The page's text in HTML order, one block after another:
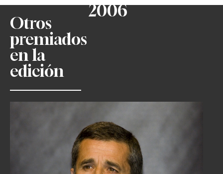
Otros
premiados
en la
edición
2006